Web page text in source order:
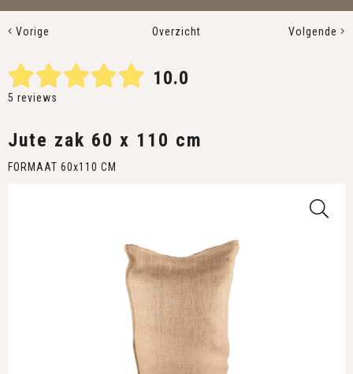
Vorige Overzicht Volgende
10.0
5 reviews
Jute zak 60 x 110 cm
FORMAAT 60x110 CM